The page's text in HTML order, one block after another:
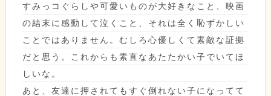
すみっコぐらしや可愛いものが大好きなこと、映画
の結末に感動して泣くこと、それは全く恥ずかしい
ことではありません。むしろ心優しくて素敵な証拠
だと思う。これからも素直なあたたかい子でいてほ
しいな。
あと、友達に押されてもすぐ倒れない子になってて